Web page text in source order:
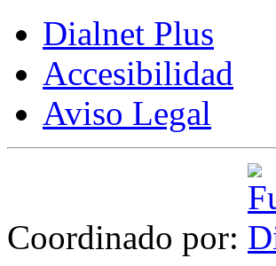
Dialnet Plus
Accesibilidad
Aviso Legal
Coordinado por: